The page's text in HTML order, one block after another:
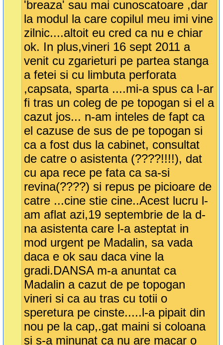
'breaza' sau mai cunoscatoare ,dar
la modul la care copilul meu imi vine
zilnic....altoit eu cred ca nu e chiar
ok. In plus,vineri 16 sept 2011 a
venit cu zgarieturi pe partea stanga
a fetei si cu limbuta perforata
,capsata, sparta ....mi-a spus ca l-ar
fi tras un coleg de pe topogan si el a
cazut jos... n-am inteles de fapt ca
el cazuse de sus de pe topogan si
ca a fost dus la cabinet, consultat
de catre o asistenta (????!!!!), dat
cu apa rece pe fata ca sa-si
revina(????) si repus pe picioare de
catre ...cine stie cine..Acest lucru l-
am aflat azi,19 septembrie de la d-
na asistenta care l-a asteptat in
mod urgent pe Madalin, sa vada
daca e ok sau daca vine la
gradi.DANSA m-a anuntat ca
Madalin a cazut de pe topogan
vineri si ca au tras cu totii o
speretura pe cinste.....l-a pipait din
nou pe la cap,.gat maini si coloana
si s-a minunat ca nu are macar o